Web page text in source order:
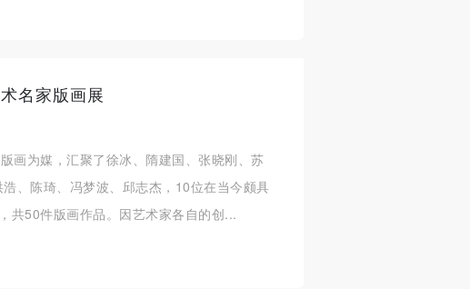
名家版画展
画为媒，汇聚了徐冰、隋建国、张晓刚、苏
、陈琦、冯梦波、邱志杰，10位在当今颇具
共50件版画作品。因艺术家各自的创...